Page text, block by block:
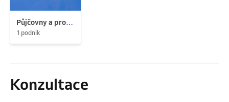
Půjčovny a pronájem
1 podnik
Konzultace